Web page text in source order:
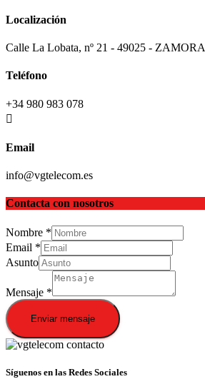
Localización
Calle La Lobata, nº 21 - 49025 - ZAMORA
Teléfono
+34 980 983 078
Email
info@vgtelecom.es
Contacta con nosotros
Nombre *
Email *
Asunto
Mensaje *
Enviar mensaje
Síguenos en las Redes Sociales